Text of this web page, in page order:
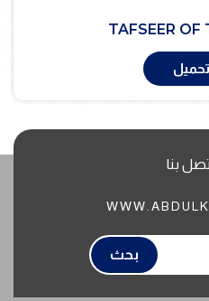
TAFSEER OF
تحميل
بنا
بحث